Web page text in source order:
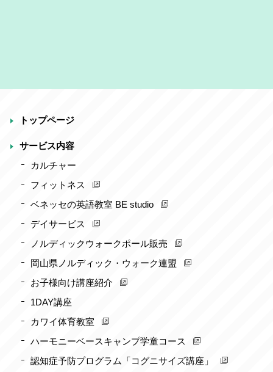
トップページ
サービス内容
カルチャー
フィットネス
ベネッセの英語教室 BE studio
デイサービス
ノルディックウォークポール販売
岡山県ノルディック・ウォーク連盟
お子様向け講座紹介
1DAY講座
カワイ体育教室
ハーモニーベースキャンプ学童コース
認知症予防プログラム「コグニサイズ講座」